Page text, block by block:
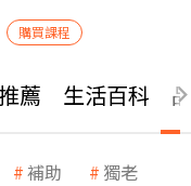
購買課程
薦 生活百科
補助 獨老